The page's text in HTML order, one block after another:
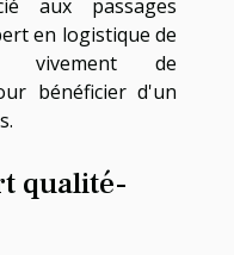
aux passages
en logistique de
vivement de
bénéficier d'un
qualité-